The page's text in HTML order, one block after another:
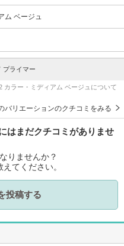
ム ベージュ
プライマー
カラー・ミディアム ベージュについて
バリエーションのクチコミをみる
はまだクチコミがありませ
りませんか？
てください。
投稿する